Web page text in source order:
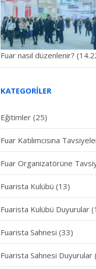
Fuar nasıl düzenlenir?
KATEGORILER
Eğitimler (25)
Fuar Katılımcısına
Fuar Organizatörüne
Fuarista Kulübü (13)
Fuarista Kulübü Duyurular
Fuarista Sahnesi (33)
Fuarista Sahnesi Duyurular